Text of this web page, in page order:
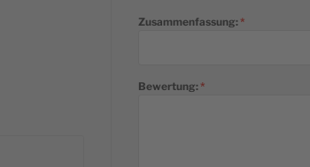
Zusammenfassung:
Bewertung: